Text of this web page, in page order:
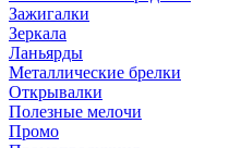
Зажигалки
Зеркала
Ланьярды
Металлические брелки
Открывалки
Полезные мелочи
Промо